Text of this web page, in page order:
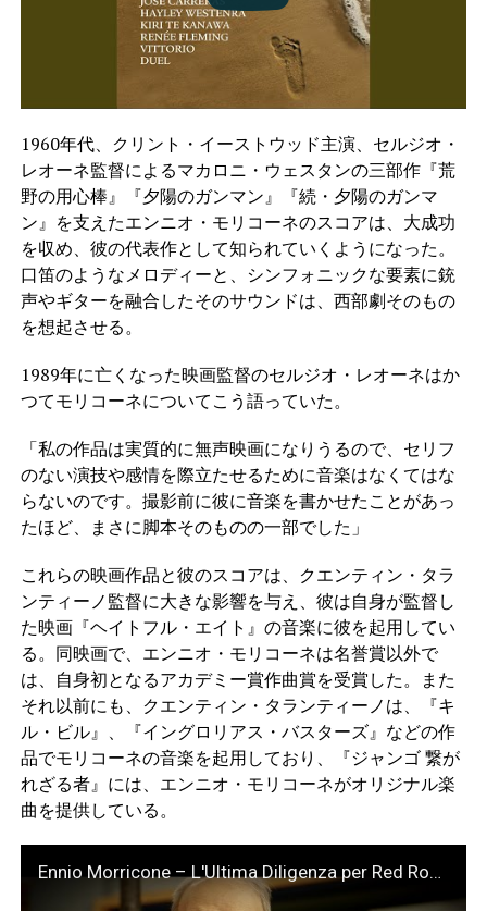
1960年代、クリント・イーストウッド主演、セルジオ・
レオーネ監督によるマカロニ・ウェスタンの三部作『荒
野の用心棒』『夕陽のガンマン』『続・夕陽のガンマ
ン』を支えたエンニオ・モリコーネのスコアは、大成功
を収め、彼の代表作として知られていくようになった。
口笛のようなメロディーと、シンフォニックな要素に銃
声やギターを融合したそのサウンドは、西部劇そのもの
を想起させる。
1989年に亡くなった映画監督のセルジオ・レオーネはか
つてモリコーネについてこう語っていた。
「私の作品は実質的に無声映画になりうるので、セリフ
のない演技や感情を際立たせるために音楽はなくてはな
らないのです。撮影前に彼に音楽を書かせたことがあっ
たほど、まさに脚本そのものの一部でした」
これらの映画作品と彼のスコアは、クエンティン・タラ
ンティーノ監督に大きな影響を与え、彼は自身が監督し
た映画『ヘイトフル・エイト』の音楽に彼を起用してい
る。同映画で、エンニオ・モリコーネは名誉賞以外で
は、自身初となるアカデミー賞作曲賞を受賞した。また
それ以前にも、クエンティン・タランティーノは、『キ
ル・ビル』、『イングロリアス・バスターズ』などの作
品でモリコーネの音楽を起用しており、『ジャンゴ 繋が
れざる者』には、エンニオ・モリコーネがオリジナル楽
曲を提供している。
Ennio Morricone – L'Ultima Diligenza per Red Rock (versione integrale) – Abbey Road